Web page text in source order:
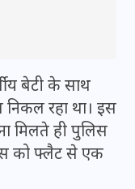
बेटी के साथ
रहा था। इस
मिलते ही पुलिस
को फ्लैट से एक
और
फंसा पेंच,